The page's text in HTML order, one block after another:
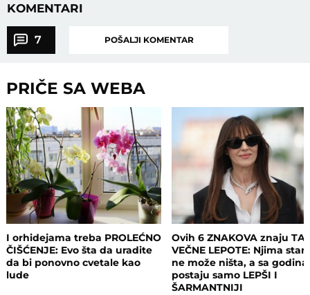
KOMENTARI
7 POŠALJI KOMENTAR
PRIČE SA WEBA
I orhidejama treba PROLEĆNO
ČIŠĆENJE: Evo šta da uradite
da bi ponovno cvetale kao
lude
Ovih 6 ZNAKOVA znaju
VEČNE LEPOTE: Njima
ne može ništa, a sa
postaju samo LEPŠI I
ŠARMANTNIJI